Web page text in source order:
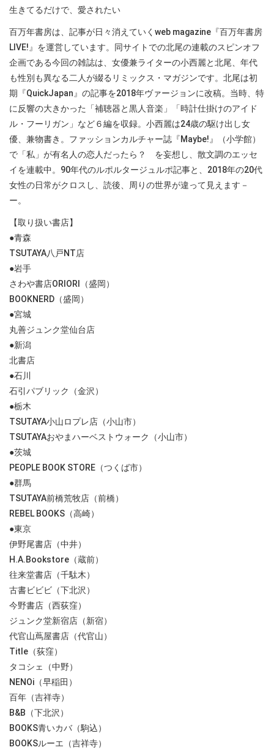
生きてるだけで、愛されたい
百万年書房は、記事が日々消えていくweb magazine『百万年書房
LIVE!』を運営しています。同サイトでの北尾の連載のスピンオフ
企画である今回の雑誌は、女優兼ライターの小西麗と北尾、年代
も性別も異なる二人が綴るリミックス・マガジンです。北尾は初
期『QuickJapan』の記事を2018年ヴァージョンに改稿。当時、特
に反響の大きかった「補聴器と黒人音楽」「時計仕掛けのアイド
ル・フーリガン」など６編を収録。小西麗は24歳の駆け出し女
優、兼物書き。ファッションカルチャー誌『Maybe!』（小学館）
で「私」が有名人の恋人だったら？ を妄想し、散文調のエッセ
イを連載中。90年代のルポルタージュルポ記事と、2018年の20代
女性の日常がクロスし、読後、周りの世界が違って見えます－
ー。
【取り扱い書店】
●青森
TSUTAYA八戸NT店
●岩手
さわや書店ORIORI（盛岡）
BOOKNERD（盛岡）
●宮城
丸善ジュンク堂仙台店
●新潟
北書店
●石川
石引パブリック（金沢）
●栃木
TSUTAYA小山ロプレ店（小山市）
TSUTAYAおやまハーベストウォーク（小山市）
●茨城
PEOPLE BOOK STORE（つくば市）
●群馬
TSUTAYA前橋荒牧店（前橋）
REBEL BOOKS（高崎）
●東京
伊野尾書店（中井）
H.A.Bookstore（蔵前）
往来堂書店（千駄木）
古書ビビビ（下北沢）
今野書店（西荻窪）
ジュンク堂新宿店（新宿）
代官山蔦屋書店（代官山）
Title（荻窪）
タコシェ（中野）
NENOi（早稲田）
百年（吉祥寺）
B&B（下北沢）
BOOKS青いカバ（駒込）
BOOKSルーエ（吉祥寺）